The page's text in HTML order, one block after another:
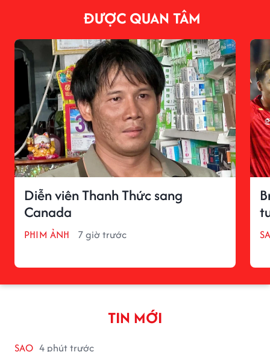
ĐƯỢC QUAN TÂM
Diễn viên Thanh Thức sang
Canada
PHIM ẢNH 7 giờ trước
TIN MỚI
SAO 4 phút trước